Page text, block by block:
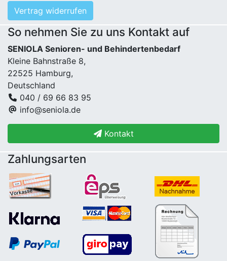
Vertrag widerrufen
So nehmen Sie zu uns Kontakt auf
SENIOLA Senioren- und Behindertenbedarf
Kleine Bahnstraße 8,
22525 Hamburg,
Deutschland
040 / 69 66 83 95
info@seniola.de
Kontakt
Zahlungsarten